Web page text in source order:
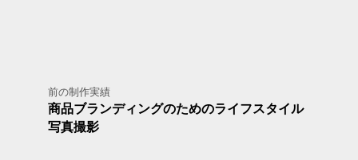
前の制作実績
商品ブランディングのためのライフスタイル
写真撮影